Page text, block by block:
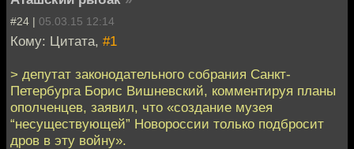
#24 | 05.03.15 12:14
Кому: Цитата, #1
> депутат законодательного собрания Санкт-
Петербурга Борис Вишневский, комментируя планы
ополченцев, заявил, что «создание музея
“несуществующей” Новороссии только подбросит
дров в эту войну».